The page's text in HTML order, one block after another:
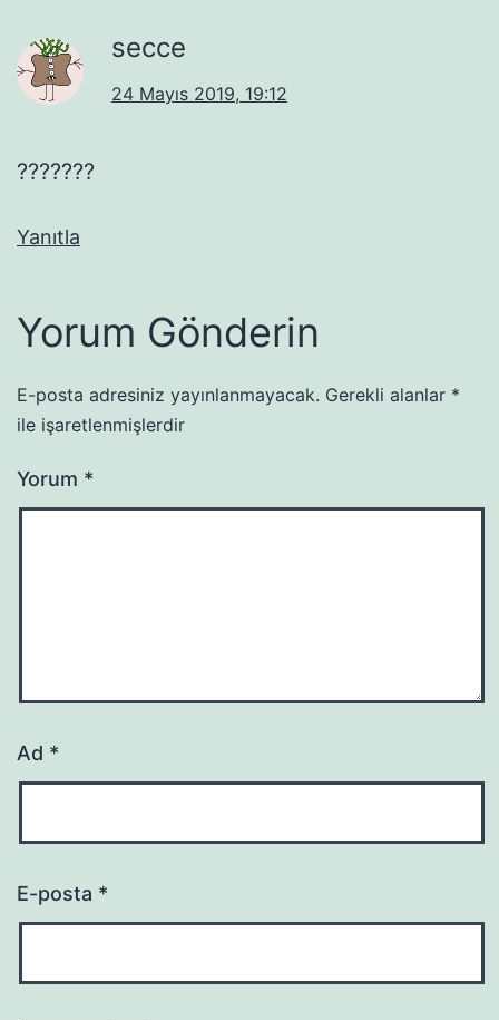
secce
24 Mayıs 2019, 19:12
???????
Yanıtla
Yorum Gönderin
E-posta adresiniz yayınlanmayacak. Gerekli alanlar *
ile işaretlenmişlerdir
Yorum *
Ad *
E-posta *